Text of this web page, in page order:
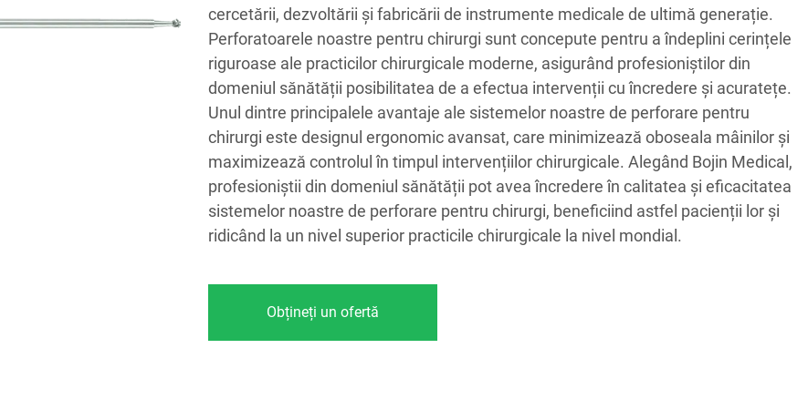
cercetării, dezvoltării și fabricării de instrumente medicale de ultimă generație.
Perforatoarele noastre pentru chirurgi sunt concepute pentru a îndeplini cerințele
riguroase ale practicilor chirurgicale moderne, asigurând profesioniștilor din
domeniul sănătății posibilitatea de a efectua intervenții cu încredere și acuratețe.
Unul dintre principalele avantaje ale sistemelor noastre de perforare pentru
chirurgi este designul ergonomic avansat, care minimizează oboseala mâinilor și
maximizează controlul în timpul intervențiilor chirurgicale. Alegând Bojin Medical,
profesioniștii din domeniul sănătății pot avea încredere în calitatea și eficacitatea
sistemelor noastre de perforare pentru chirurgi, beneficiind astfel pacienții lor și
ridicând la un nivel superior practicile chirurgicale la nivel mondial.
Obțineți un ofertă